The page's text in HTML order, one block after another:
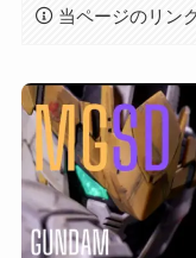
当ページのリン